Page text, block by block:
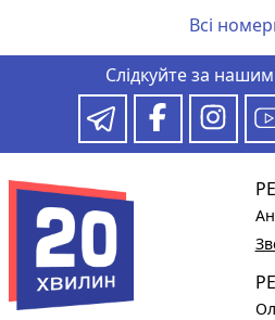
Всі
Слідкуйте за